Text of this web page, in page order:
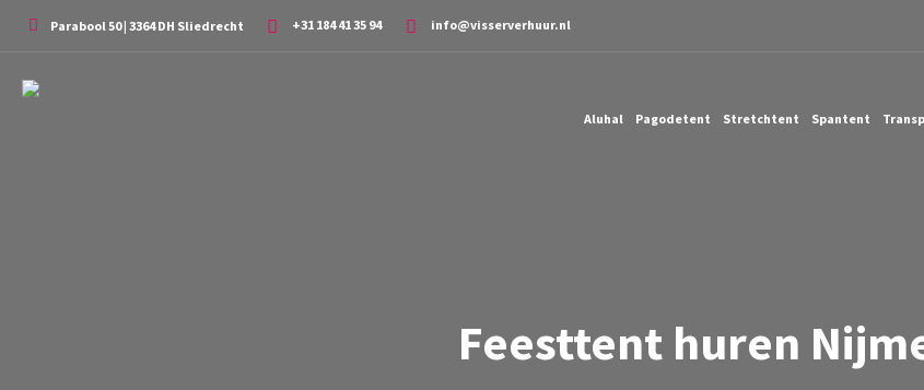
Parabool 50 | 3364 DH Sliedrecht +31 184 41 35 94 info@visserverhuur.nl
Aluhal Pagodetent Stretchtent Spantent
Feesttent huren